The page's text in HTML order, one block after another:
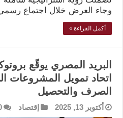
وجاء العرض خلال اجتماع
أكمل القراءة »
البريد المصري يوقّع
اتحاد تمويل المشروعات
الصرف والتحصيل
أكتوبر 13, 2025 إقتصاد